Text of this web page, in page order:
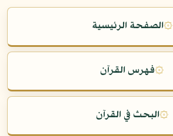
۞الصفحة الرئيسية
۞فهرس القرآن
۞البحث في القرآن